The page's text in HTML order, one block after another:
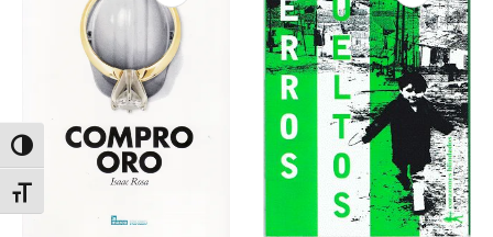
Alternar alto contraste
Alternar tamaño de letra